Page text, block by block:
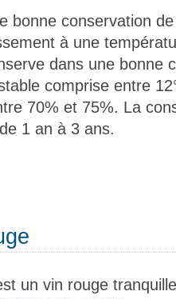
bonne conservation
à une
dans une bonne
comprise entre
70% et 75%. La
1 an à 3 ans.
un vin rouge